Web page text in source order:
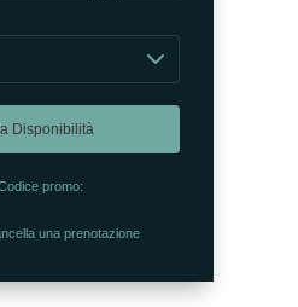
promo:
una prenotazione